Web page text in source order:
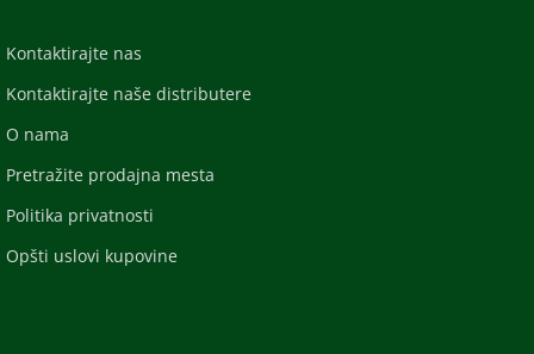
Kontaktirajte nas
Kontaktirajte naše distributere
O nama
Pretražite prodajna mesta
Politika privatnosti
Opšti uslovi kupovine